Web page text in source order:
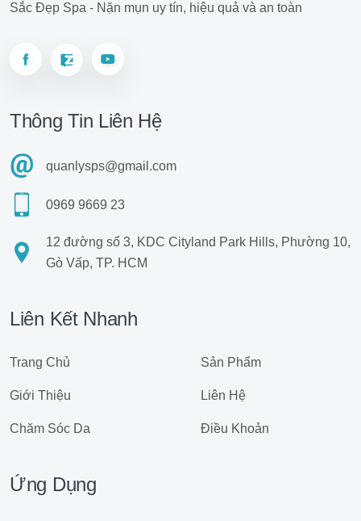
Sắc Đẹp Spa - Nặn mụn uy tín, hiệu quả và an toàn
Thông Tin Liên Hệ
quanlysps@gmail.com
0969 9669 23
12 đường số 3, KDC Cityland Park Hills, Phường 10,
Gò Vấp, TP. HCM
Liên Kết Nhanh
Trang Chủ
Giới Thiệu
Chăm Sóc Da
Sản Phẩm
Liên Hệ
Điều Khoản
Ứng Dụng